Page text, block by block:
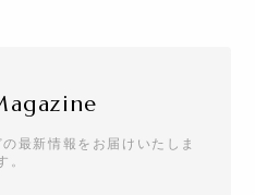
最新情報をお届けいたしま
。